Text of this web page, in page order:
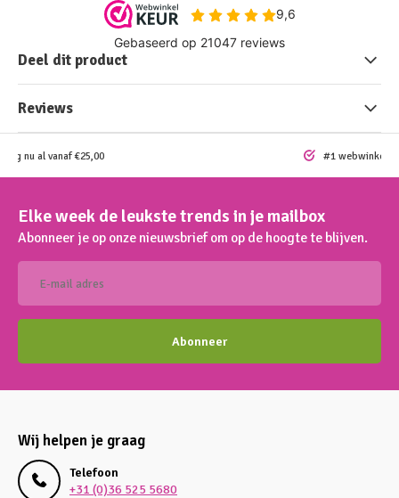
Deel dit product
Reviews
nu al vanaf €25,00 #1 webwinkel
Elke week de leukste trends in je mailbox
Abonneer je op onze nieuwsbrief om op de hoogte te blijven.
Abonneer
Wij helpen je graag
Telefoon
+31 (0)36 525 5680